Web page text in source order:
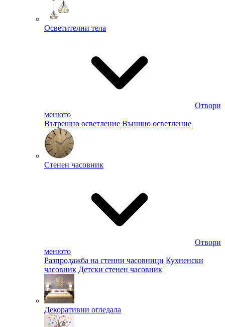
Осветителни тела
Отвори
менюто
Вътрешно осветление Външно осветление
Стенен часовник
Отвори
менюто
Разпродажба на стенни часовници Кухненски
часовник Детски стенен часовник
Декоративни огледала